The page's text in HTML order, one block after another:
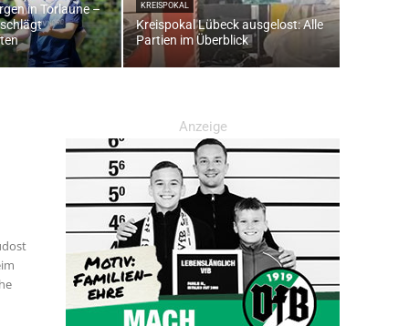
in Torlaune –
KREISPOKAL
Kreispokal Lübeck ausgelost: Alle
Partien im Überblick
Anzeige